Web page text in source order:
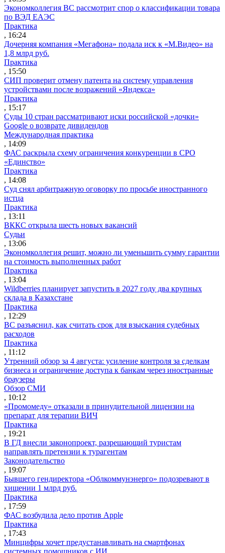
Экономколлегия ВС рассмотрит спор о классификации товара
по ВЭД ЕАЭС
Практика
, 16:24
Дочерняя компания «Мегафона» подала иск к «М.Видео» на
1,8 млрд руб.
Практика
, 15:50
СИП проверит отмену патента на систему управления
устройствами после возражений «Яндекса»
Практика
, 15:17
Суды 10 стран рассматривают иски российской «дочки»
Google о возврате дивидендов
Международная практика
, 14:09
ФАС раскрыла схему ограничения конкуренции в СРО
«Единство»
Практика
, 14:08
Суд снял арбитражную оговорку по просьбе иностранного
истца
Практика
, 13:11
ВККС открыла шесть новых вакансий
Судьи
, 13:06
Экономколлегия решит, можно ли уменьшить сумму гарантии
на стоимость выполненных работ
Практика
, 13:04
Wildberries планирует запустить в 2027 году два крупных
склада в Казахстане
Практика
, 12:29
ВС разъяснил, как считать срок для взыскания судебных
расходов
Практика
, 11:12
Утренний обзор за 4 августа: усиление контроля за сделкам
бизнеса и ограничение доступа к банкам через иностранные
браузеры
Обзор СМИ
, 10:12
«Промомеду» отказали в принудительной лицензии на
препарат для терапии ВИЧ
Практика
, 19:21
В ГД внесли законопроект, разрешающий туристам
направлять претензии к турагентам
Законодательство
, 19:07
Бывшего гендиректора «Облкоммунэнерго» подозревают в
хищении 1 млрд руб.
Практика
, 17:59
ФАС возбудила дело против Apple
Практика
, 17:43
Минцифры хочет предустанавливать на смартфонах
системных помощников с ИИ